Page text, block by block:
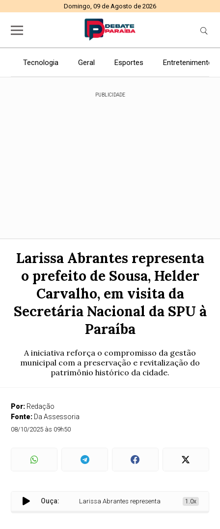
Domingo, 09 de Agosto de 2026
Tecnologia Geral Esportes Entretenimento
PUBLICIDADE
Larissa Abrantes representa
o prefeito de Sousa, Helder
Carvalho, em visita da
Secretária Nacional da SPU à
Paraíba
A iniciativa reforça o compromisso da gestão
municipal com a preservação e revitalização do
patrimônio histórico da cidade.
Por: Redação
Fonte: Da Assessoria
08/10/2025 às 09h50
Ouça: Larissa Abrantes representa o prefeito de Sousa,
1.0x